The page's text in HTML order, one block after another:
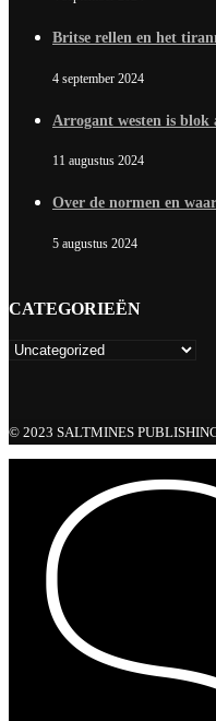
Britse rellen en het
4 september 2024
Arrogant westen is blok
11 augustus 2024
Over de normen en
5 augustus 2024
CATEGORIEËN
© 2023 SALTMINES